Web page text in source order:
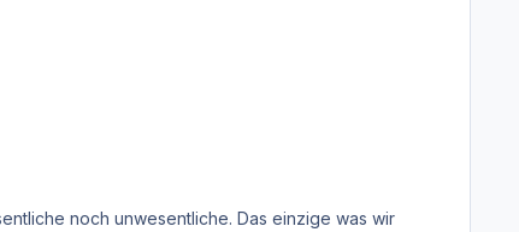
noch unwesentliche. Das einzige was wir